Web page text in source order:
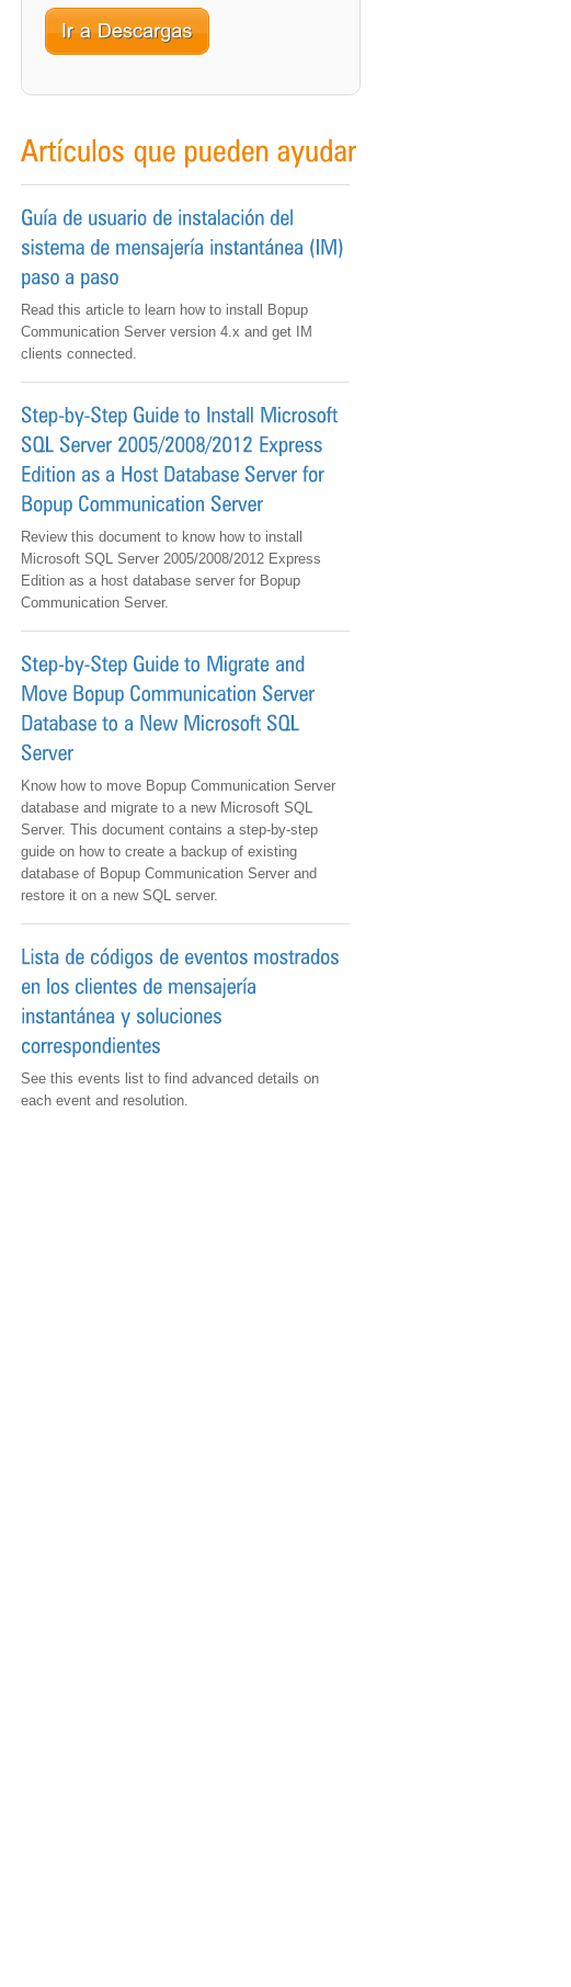
Read this article to learn how to install Bopup
Communication Server version 4.x and get IM
clients connected.
Review this document to know how to install
Microsoft SQL Server 2005/2008/2012 Express
Edition as a host database server for Bopup
Communication Server.
Know how to move Bopup Communication Server
database and migrate to a new Microsoft SQL
Server. This document contains a step-by-step
guide on how to create a backup of existing
database of Bopup Communication Server and
restore it on a new SQL server.
See this events list to find advanced details on
each event and resolution.